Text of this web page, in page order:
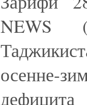
NEWS
осенне-